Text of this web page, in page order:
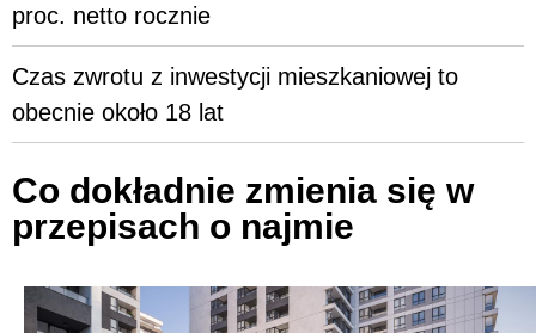
proc. netto rocznie
Czas zwrotu z inwestycji mieszkaniowej to
obecnie około 18 lat
Co dokładnie zmienia się w
przepisach o najmie